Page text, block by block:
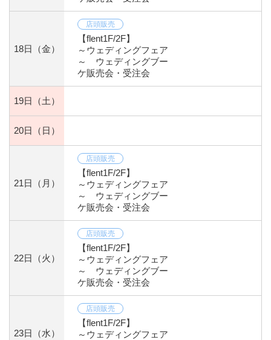
18日 （金）
店頭販売
【flent1F/2F】
～ウェディングフェア
～ ウェディングブー
ケ販売会・受注会
19日 （土）
20日 （日）
21日 （月）
店頭販売
【flent1F/2F】
～ウェディングフェア
～ ウェディングブー
ケ販売会・受注会
22日 （火）
店頭販売
【flent1F/2F】
～ウェディングフェア
～ ウェディングブー
ケ販売会・受注会
23日 （水）
店頭販売
【flent1F/2F】
～ウェディングフェア